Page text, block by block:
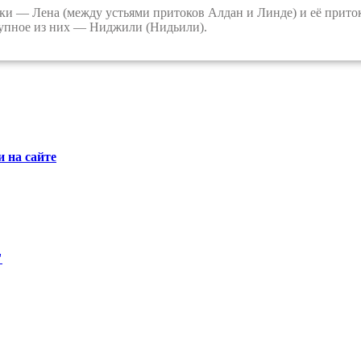
Лена (между устьями притоков Алдан и Линде) и её
из них — Ниджили (Нидьили).
на сайте